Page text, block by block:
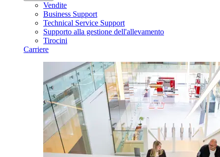
Vendite
Business Support
Technical Service Support
Supporto alla gestione dell'allevamento
Tirocini
Carriere